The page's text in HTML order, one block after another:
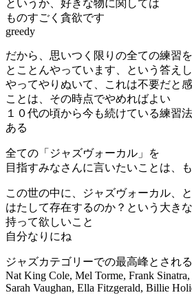
というか、好きな物に関しては
ものすごく貪欲です
greedy
だから、思いつく限りの全ての練習を
とことんやっています、という答え
やってやりぬいて、これは不要だと
ことは、その時点でやめればよい
１０代の頃から今も続けている練習
ある
全ての「ジャズヴォーカル」を
目指すみなさんに言いたいことは、
この世の中に、ジャズヴォーカル、
はたして存在するのか？という大き
持って欲しいこと
自分なりにね
ジャズカテゴリーでの最高峰とされる
Nat King Cole, Mel Torme, Frank
Sarah Vaughan, Ella Fitzgerald, Billie